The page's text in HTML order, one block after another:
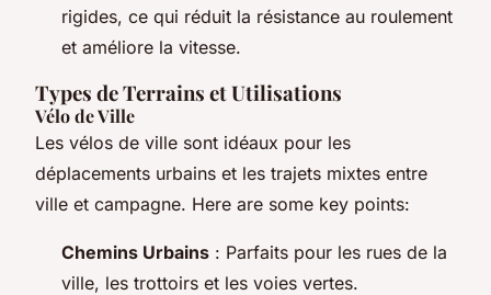
rigides, ce qui réduit la résistance au roulement
et améliore la vitesse.
Types de Terrains et Utilisations
Vélo de Ville
Les vélos de ville sont idéaux pour les
déplacements urbains et les trajets mixtes entre
ville et campagne. Here are some key points:
Chemins Urbains : Parfaits pour les rues de la
ville, les trottoirs et les voies vertes.